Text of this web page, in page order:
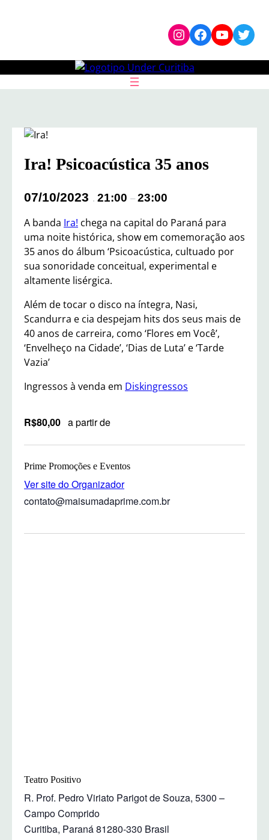
conteúdo
Instagram
Facebook
Ira! Psicoacústica 35 anos
07/10/2023 . 21:00 – 23:00
A banda Ira! chega na capital do Paraná para
uma noite histórica, show em comemoração aos
35 anos do álbum ‘Psicoacústica, cultuado por
sua sonoridade conceitual, experimental e
altamente lisérgica.
Além de tocar o disco na íntegra, Nasi,
Scandurra e cia despejam hits dos seus mais de
40 anos de carreira, como ‘Flores em Você’,
‘Envelheço na Cidade’, ‘Dias de Luta’ e ‘Tarde
Vazia’
Ingressos à venda em Diskingressos
R$80,00 a partir de
Prime Promoções e Eventos
Ver site do Organizador
contato@maisumadaprime.com.br
Teatro Positivo
R. Prof. Pedro Viriato Parigot de Souza, 5300 –
Campo Comprido
Curitiba, Paraná81280-330 Brasil